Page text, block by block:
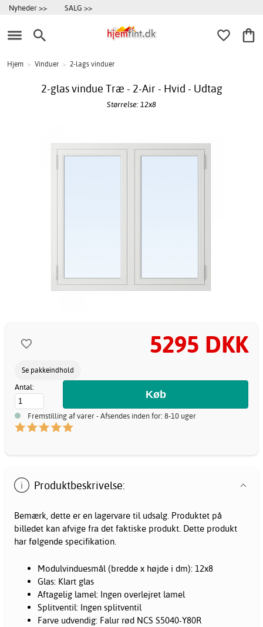
Nyheder >> SALG >>
Hjem > Vinduer > 2-lags vinduer
2-glas vindue Træ - 2-Air - Hvid - Udtag
Størrelse: 12x8
5295 DKK
Se pakkeindhold
Antal:
Fremstilling af varer - Afsendes inden for: 8-10 uger
Produktbeskrivelse:
Bemærk, dette er en lagervare til udsalg. Produktet på
billedet kan afvige fra det faktiske produkt. Dette produkt
har følgende specifikation.
Modulvinduesmål (bredde x højde i dm): 12x8
Glas: Klart glas
Aftagelig lamel: Ingen overlejret lamel
Splitventil: Ingen splitventil
Farve udvendig: Falur rød NCS S5040-Y80R